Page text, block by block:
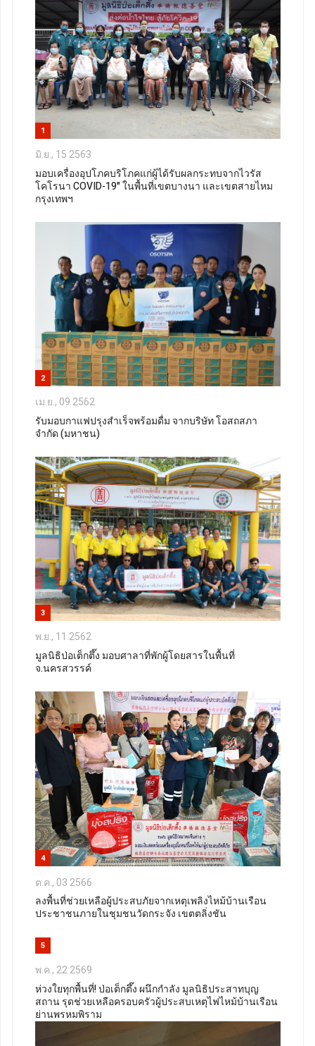
1
มิ.ย., 15 2563
มอบเครื่องอุปโภคบริโภคแก่ผู้ได้รับผลกระทบจากไวรัส
โคโรนา COVID-19" ในพื้นที่เขตบางนา และเขตสายไหม
กรุงเทพฯ
2
เม.ย., 09 2562
รับมอบกาแฟปรุงสำเร็จพร้อมดื่ม จากบริษัท โอสถสภา
จำกัด (มหาชน)
3
พ.ย., 11 2562
มูลนิธิป่อเต็กตึ๊ง มอบศาลาที่พักผู้โดยสารในพื้นที่
จ.นครสวรรค์
4
ต.ค., 03 2566
ลงพื้นที่ช่วยเหลือผู้ประสบภัยจากเหตุเพลิงไหม้บ้านเรือน
ประชาชนภายในชุมชนวัดกระจัง เขตตลิ่งชัน
5
พ.ค., 22 2569
ห่วงใยทุกพื้นที่! ป่อเต็กตึ๊ง ผนึกกำลัง มูลนิธิประสาทบุญ
สถาน รุดช่วยเหลือครอบครัวผู้ประสบเหตุไฟไหม้บ้านเรือน
ย่านพรหมพิราม